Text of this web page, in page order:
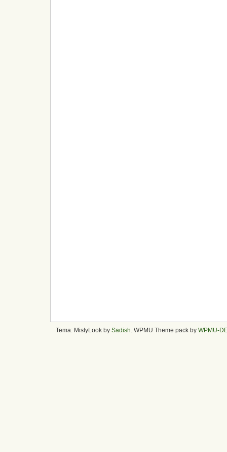
Tema: MistyLook by Sadish . WPMU Theme pack by WPMU-